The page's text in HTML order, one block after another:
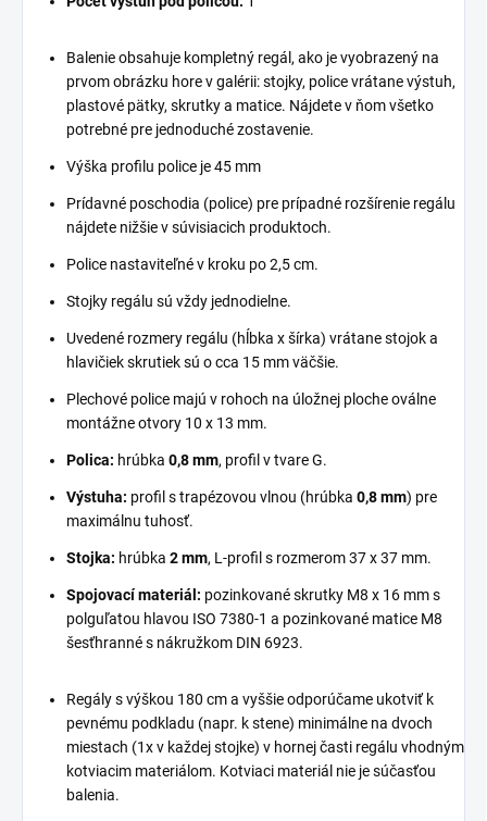
Balenie obsahuje kompletný regál, ako je vyobrazený na
prvom obrázku hore v galérii: stojky, police vrátane výstuh,
plastové pätky, skrutky a matice. Nájdete v ňom všetko
potrebné pre jednoduché zostavenie.
Výška profilu police je 45 mm
Prídavné poschodia (police) pre prípadné rozšírenie regálu
nájdete nižšie v súvisiacich produktoch.
Police nastaviteľné v kroku po 2,5 cm.
Stojky regálu sú vždy jednodielne.
Uvedené rozmery regálu (hĺbka x šírka) vrátane stojok a
hlavičiek skrutiek sú o cca 15 mm väčšie.
Plechové police majú v rohoch na úložnej ploche oválne
montážne otvory 10 x 13 mm.
Polica: hrúbka 0,8 mm, profil v tvare G.
Výstuha: profil s trapézovou vlnou (hrúbka 0,8 mm) pre
maximálnu tuhosť.
Stojka: hrúbka 2 mm, L-profil s rozmerom 37 x 37 mm.
Spojovací materiál: pozinkované skrutky M8 x 16 mm s
polguľatou hlavou ISO 7380-1 a pozinkované matice M8
šesťhranné s nákružkom DIN 6923.
Regály s výškou 180 cm a vyššie odporúčame ukotviť k
pevnému podkladu (napr. k stene) minimálne na dvoch
miestach (1x v každej stojke) v hornej časti regálu vhodným
kotviacim materiálom. Kotviaci materiál nie je súčasťou
balenia.